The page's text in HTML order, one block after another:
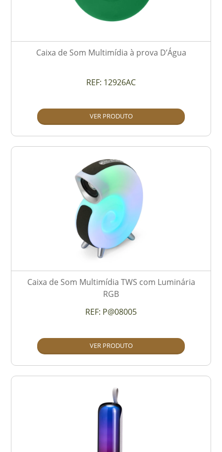
Caixa de Som Multimídia à prova D’Água
REF: 12926AC
VER PRODUTO
Caixa de Som Multimídia TWS com Luminária
RGB
REF: P@08005
VER PRODUTO